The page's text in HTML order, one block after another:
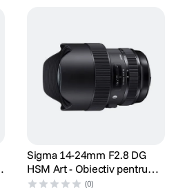
Sigma 14-24mm F2.8 DG
HSM Art - Obiectiv pentru
Nikon FX
(0)